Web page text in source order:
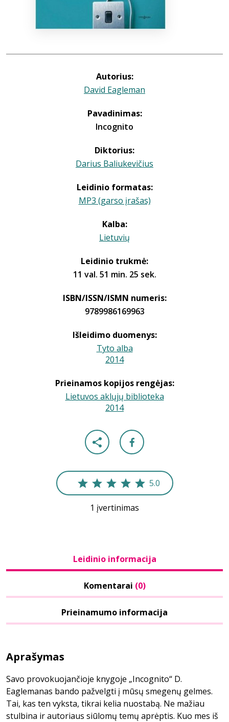
Autorius:
David Eagleman
Pavadinimas:
Incognito
Diktorius:
Darius Baliukevičius
Leidinio formatas:
MP3 (garso įrašas)
Kalba:
Lietuvių
Leidinio trukmė:
11 val. 51 min. 25 sek.
ISBN/ISSN/ISMN numeris:
9789986169963
Išleidimo duomenys:
Tyto alba
|
2014
Prieinamos kopijos rengėjas:
Lietuvos aklųjų biblioteka
|
2014
5.0
1 įvertinimas
Leidinio informacija
Komentarai (0)
Prieinamumo informacija
Aprašymas
Savo provokuojančioje knygoje „Incognito“ D.
Eaglemanas bando pažvelgti į mūsų smegenų gelmes.
Tai, kas ten vyksta, tikrai kelia nuostabą. Ne mažiau
stulbina ir autoriaus siūlomų temų aprėptis. Kuo mes iš